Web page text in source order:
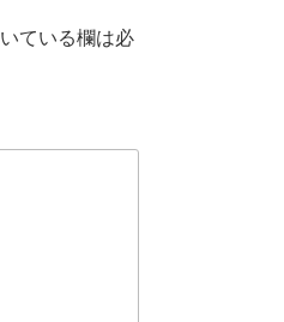
ている欄は必